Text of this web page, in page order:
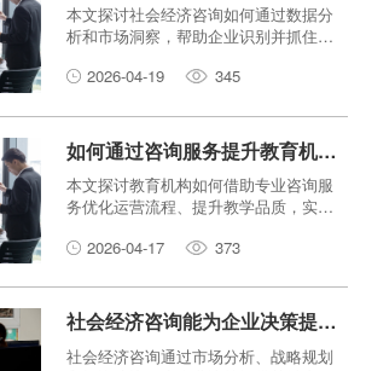
本文探讨社会经济咨询如何通过数据分
析和市场洞察，帮助企业识别并抓住市
2026-04-19
345
如何通过咨询服务提升教育机构运营效率？
本文探讨教育机构如何借助专业咨询服
务优化运营流程、提升教学品质，实现
2026-04-17
373
社会经济咨询能为企业决策提供哪些关键支持？
社会经济咨询通过市场分析、战略规划